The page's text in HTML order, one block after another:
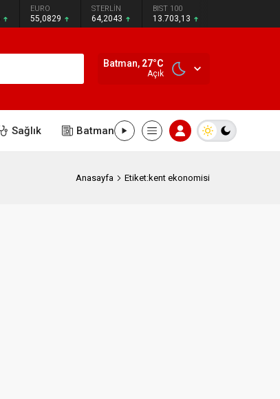
EURO
55,0829
STERLİN
64,2043
BIST 100
13.703,13
Batman, 27°C
Açık
Sağlık Batman
Anasayfa Etiket:kent ekonomisi